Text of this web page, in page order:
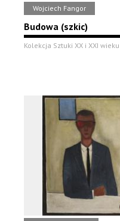
Wojciech Fangor
Budowa (szkic)
Kolekcja Sztuki XX i XXI wieku